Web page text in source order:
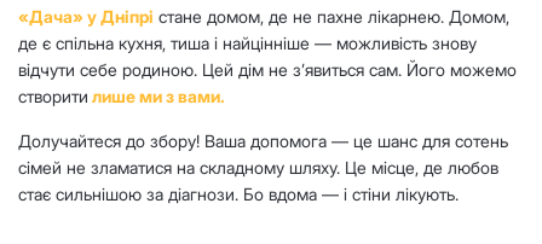
«Дача» у Дніпрі стане домом, де не пахне лікарнею. Домом,
де є спільна кухня, тиша і найцінніше — можливість знову
відчути себе родиною. Цей дім не з’явиться сам. Його можемо
створити лише ми з вами.
Долучайтеся до збору! Ваша допомога — це шанс для сотень
сімей не зламатися на складному шляху. Це місце, де любов
стає сильнішою за діагнози. Бо вдома — і стіни лікують.